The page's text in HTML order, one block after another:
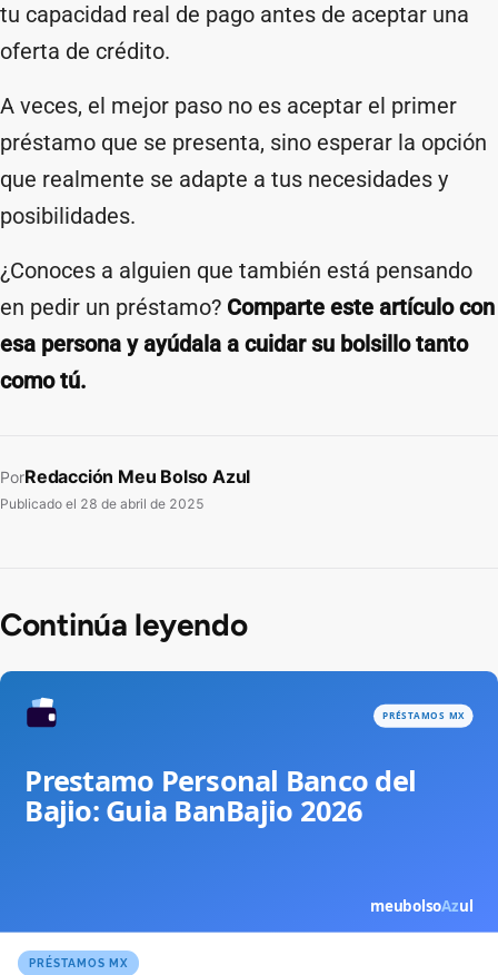
tu capacidad real de pago antes de aceptar una
oferta de crédito.
A veces, el mejor paso no es aceptar el primer
préstamo que se presenta, sino esperar la opción
que realmente se adapte a tus necesidades y
posibilidades.
¿Conoces a alguien que también está pensando
en pedir un préstamo? Comparte este artículo con
esa persona y ayúdala a cuidar su bolsillo tanto
como tú.
PorRedacción Meu Bolso Azul
Publicado el 28 de abril de 2025
Continúa leyendo
PRÉSTAMOS MX